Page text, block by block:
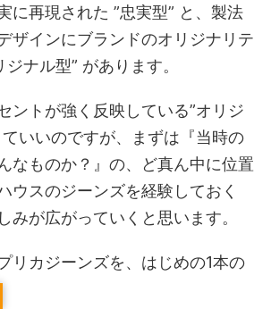
に再現された ”忠実型” と、製法
ザインにブランドのオリジナリテ
ナル型” があります。
ントが強く反映している”オリジ
いいのですが、まずは『当時の
なものか？』の、ど真ん中に位置
ウスのジーンズを経験しておく
みが広がっていくと思います。
リカジーンズを、はじめの1本の